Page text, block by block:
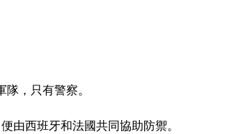
，只有警察。
西班牙和法國共同協助防禦。